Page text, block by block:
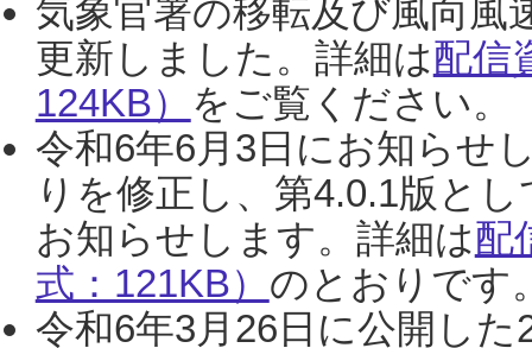
気象官署の移転及び風向風
更新しました。詳細は配信
124KB） をご覧ください。
令和6年6月3日にお知らせ
りを修正し、第4.0.1版と
お知らせします。詳細は配
式：121KB） のとおりです
令和6年3月26日に公開し